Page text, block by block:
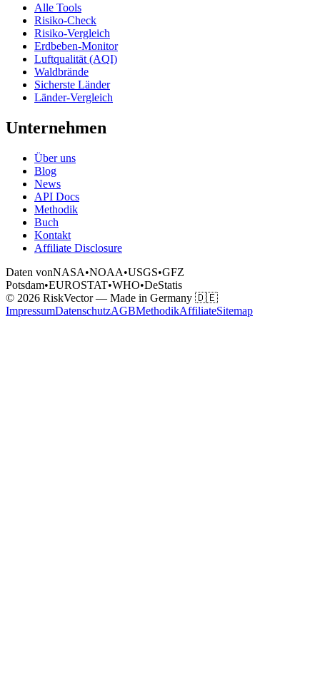
Alle Tools
Risiko-Check
Risiko-Vergleich
Erdbeben-Monitor
Luftqualität (AQI)
Waldbrände
Sicherste Länder
Länder-Vergleich
Unternehmen
Über uns
Blog
News
API Docs
Methodik
Buch
Kontakt
Affiliate Disclosure
Daten vonNASA•NOAA•USGS•GFZ
Potsdam•EUROSTAT•WHO•DeStatis
© 2026 RiskVector — Made in Germany 🇩🇪
ImpressumDatenschutzAGBMethodikAffiliateSitemap